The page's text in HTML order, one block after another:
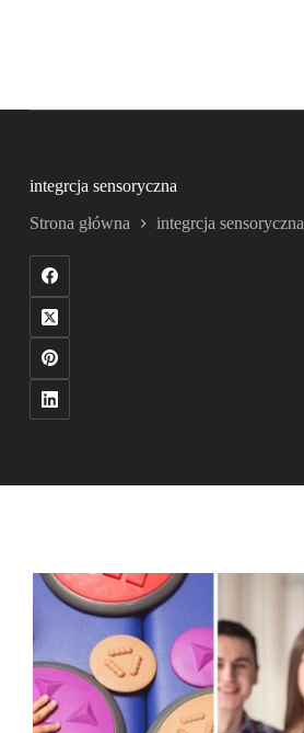
integrcja sensoryczna
Strona główna integrcja sensoryczna